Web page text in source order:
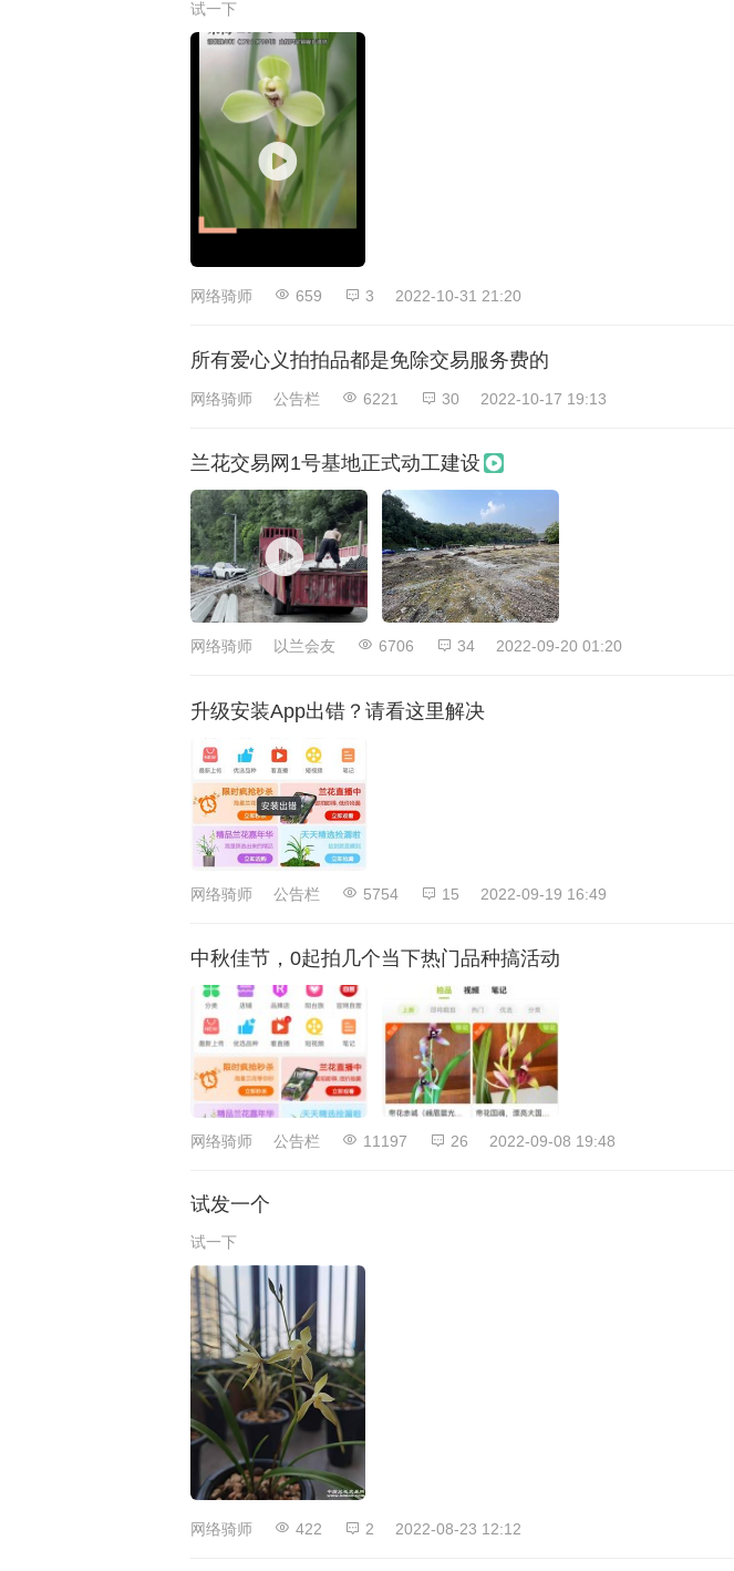
试一下
网络骑师 659 3 2022-10-31 21:20
所有爱心义拍拍品都是免除交易服务费的
网络骑师 公告栏 6221 30 2022-10-17 19:13
兰花交易网1号基地正式动工建设
网络骑师 以兰会友 6706 34 2022-09-20 01:20
升级安装App出错？请看这里解决
网络骑师 公告栏 5754 15 2022-09-19 16:49
中秋佳节，0起拍几个当下热门品种搞活动
网络骑师 公告栏 11197 26 2022-09-08 19:48
试发一个
试一下
网络骑师 422 2 2022-08-23 12:12